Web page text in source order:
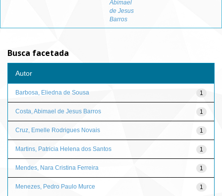
Abimael
de Jesus
Barros
Busca facetada
Autor
1
Barbosa, Eliedna de Sousa
1
Costa, Abimael de Jesus Barros
1
Cruz, Emelle Rodrigues Novais
1
Martins, Patricia Helena dos Santos
1
Mendes, Nara Cristina Ferreira
1
Menezes, Pedro Paulo Murce